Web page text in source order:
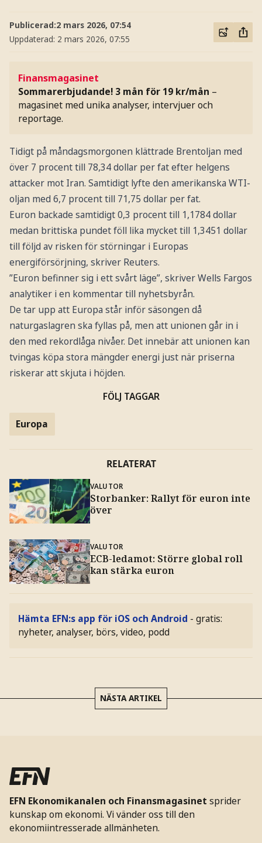
Publicerad:2 mars 2026, 07:54
Uppdaterad: 2 mars 2026, 07:55
Finansmagasinet
Sommarerbjudande! 3 mån för 19 kr/mån –
magasinet med unika analyser, intervjuer och
reportage.
Tidigt på måndagsmorgonen klättrade Brentoljan med
över 7 procent till 78,34 dollar per fat efter helgens
attacker mot Iran. Samtidigt lyfte den amerikanska WTI-
oljan med 6,7 procent till 71,75 dollar per fat.
Euron backade samtidigt 0,3 procent till 1,1784 dollar
medan brittiska pundet föll lika mycket till 1,3451 dollar
till följd av risken för störningar i Europas
energiförsörjning, skriver Reuters.
”Euron befinner sig i ett svårt läge”, skriver Wells Fargos
analytiker i en kommentar till nyhetsbyrån.
De tar upp att Europa står inför säsongen då
naturgaslagren ska fyllas på, men att unionen går in i
den med rekordlåga nivåer. Det innebär att unionen kan
tvingas köpa stora mängder energi just när priserna
riskerar att skjuta i höjden.
FÖLJ TAGGAR
Europa
RELATERAT
VALUTOR
Storbanker: Rallyt för euron inte
över
VALUTOR
ECB-ledamot: Större global roll
kan stärka euron
Hämta EFN:s app för iOS och Android - gratis:
nyheter, analyser, börs, video, podd
NÄSTA ARTIKEL
EFN Ekonomikanalen och Finansmagasinet sprider
kunskap om ekonomi. Vi vänder oss till den
ekonomiintresserade allmänheten.